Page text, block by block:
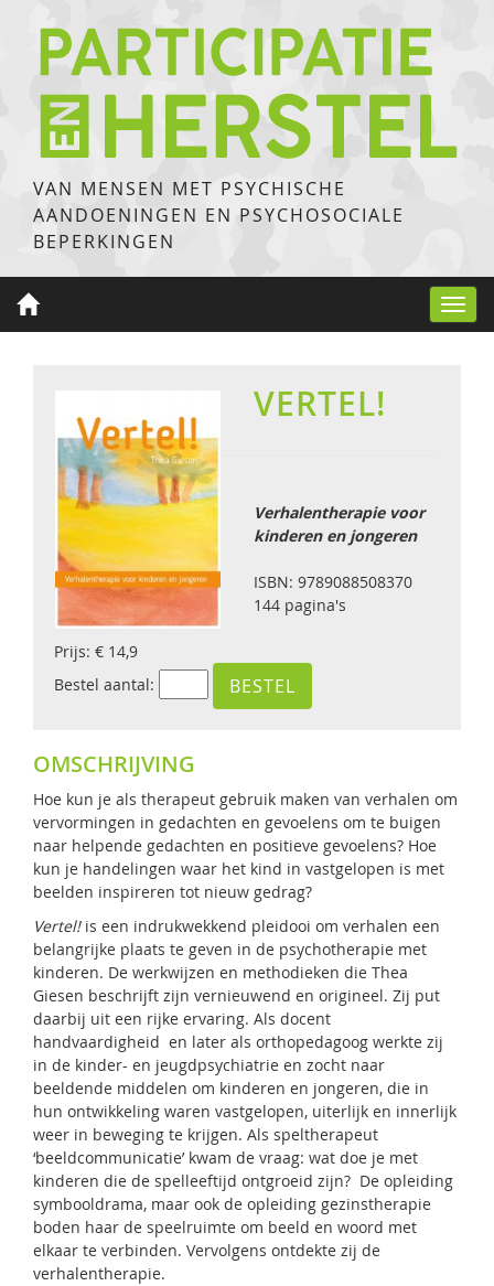
VAN MENSEN MET PSYCHISCHE
AANDOENINGEN EN PSYCHOSOCIALE
BEPERKINGEN
VERTEL!
Verhalentherapie voor
kinderen en jongeren
ISBN: 9789088508370
144 pagina's
Prijs: € 14,9
Bestel aantal:
OMSCHRIJVING
Hoe kun je als therapeut gebruik maken van verhalen om
vervormingen in gedachten en gevoelens om te buigen
naar helpende gedachten en positieve gevoelens? Hoe
kun je handelingen waar het kind in vastgelopen is met
beelden inspireren tot nieuw gedrag?
Vertel!is een indrukwekkend pleidooi om verhalen een
belangrijke plaats te geven in de psychotherapie met
kinderen. De werkwijzen en methodieken die Thea
Giesen beschrijft zijn vernieuwend en origineel. Zij put
daarbij uit een rijke ervaring. Als docent
handvaardigheid en later als orthopedagoog werkte zij
in de kinder- en jeugdpsychiatrie en zocht naar
beeldende middelen om kinderen en jongeren, die in
hun ontwikkeling waren vastgelopen, uiterlijk en innerlijk
weer in beweging te krijgen. Als speltherapeut
‘beeldcommunicatie’ kwam de vraag: wat doe je met
kinderen die de spelleeftijd ontgroeid zijn? De opleiding
symbooldrama, maar ook de opleiding gezinstherapie
boden haar de speelruimte om beeld en woord met
elkaar te verbinden. Vervolgens ontdekte zij de
verhalentherapie.